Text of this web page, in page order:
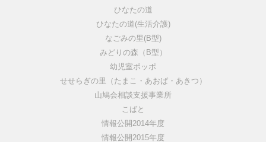
ひなたの道
ひなたの道(生活介護)
なごみの里(B型)
みどりの森（B型）
幼児室ポッポ
せせらぎの里（たまこ・あおば・あきつ）
山鳩会相談支援事業所
こばと
情報公開2014年度
情報公開2015年度